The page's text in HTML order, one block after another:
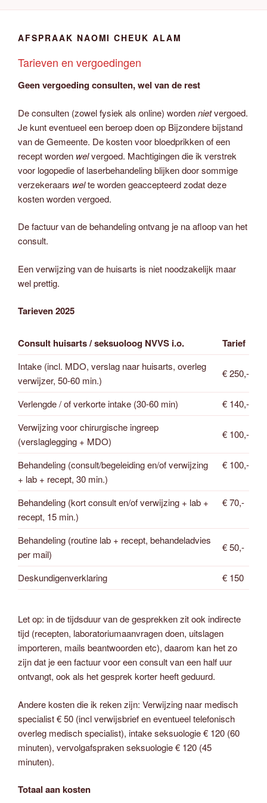
AFSPRAAK NAOMI CHEUK ALAM
Tarieven en vergoedingen
Geen vergoeding consulten, wel van de rest
De consulten (zowel fysiek als online) wordennietvergoed.
Je kunt eventueel een beroep doen op Bijzondere bijstand
van de Gemeente. De kosten voor bloedprikken of een
recept worden welvergoed. Machtigingen die ik verstrek
voor logopedie of laserbehandeling blijken door sommige
verzekeraars welte worden geaccepteerd zodat deze
kosten worden vergoed.
De factuur van de behandeling ontvang je na afloop van het
consult.
Een verwijzing van de huisarts is niet noodzakelijk maar
wel prettig.
Tarieven 2025
Consult huisarts / seksuoloog NVVS i.o. Tarief
Intake (incl. MDO, verslag naar huisarts, overleg
verwijzer, 50-60 min.)
€ 250,-
Verlengde / of verkorte intake (30-60 min)
€ 140,-
Verwijzing voor chirurgische ingreep
(verslaglegging + MDO)
€ 100,-
Behandeling (consult/begeleiding en/of verwijzing
+ lab + recept, 30 min.)
€ 100,-
Behandeling (kort consult en/of verwijzing + lab +
recept, 15 min.)
€ 70,-
Behandeling (routine lab + recept, behandeladvies
per mail)
€ 50,-
Deskundigenverklaring € 150
Let op: in de tijdsduur van de gesprekken zit ook indirecte
tijd (recepten, laboratoriumaanvragen doen, uitslagen
importeren, mails beantwoorden etc), daarom kan het zo
zijn dat je een factuur voor een consult van een half uur
ontvangt, ook als het gesprek korter heeft geduurd.
Andere kosten die ik reken zijn: Verwijzing naar medisch
specialist € 50 (incl verwijsbrief en eventueel telefonisch
overleg medisch specialist), intake seksuologie € 120 (60
minuten), vervolgafspraken seksuologie € 120 (45
minuten).
Totaal aan kosten